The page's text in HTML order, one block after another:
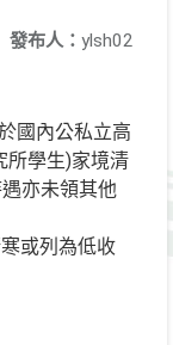
發布人： ylsh02
國內公私立高
所學生)家境清
亦未領其他
或列為低收